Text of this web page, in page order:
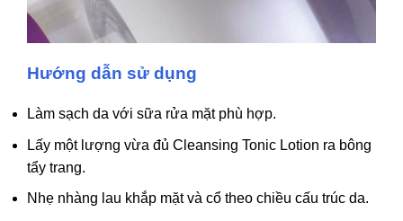
Hướng dẫn sử dụng
Làm sạch da với sữa rửa mặt phù hợp.
Lấy một lượng vừa đủ Cleansing Tonic Lotion ra bông
tẩy trang.
Nhẹ nhàng lau khắp mặt và cổ theo chiều cấu trúc da.